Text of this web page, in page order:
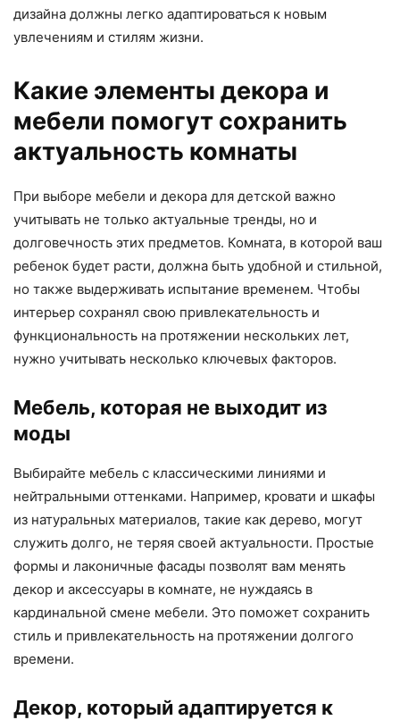
дизайна должны легко адаптироваться к новым
увлечениям и стилям жизни.
Какие элементы декора и
мебели помогут сохранить
актуальность комнаты
При выборе мебели и декора для детской важно
учитывать не только актуальные тренды, но и
долговечность этих предметов. Комната, в которой ваш
ребенок будет расти, должна быть удобной и стильной,
но также выдерживать испытание временем. Чтобы
интерьер сохранял свою привлекательность и
функциональность на протяжении нескольких лет,
нужно учитывать несколько ключевых факторов.
Мебель, которая не выходит из
моды
Выбирайте мебель с классическими линиями и
нейтральными оттенками. Например, кровати и шкафы
из натуральных материалов, такие как дерево, могут
служить долго, не теряя своей актуальности. Простые
формы и лаконичные фасады позволят вам менять
декор и аксессуары в комнате, не нуждаясь в
кардинальной смене мебели. Это поможет сохранить
стиль и привлекательность на протяжении долгого
времени.
Декор, который адаптируется к